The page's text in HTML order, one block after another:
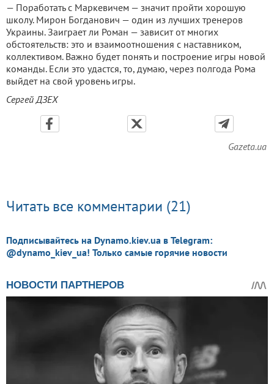
— Поработать с Маркевичем — значит пройти хорошую
школу. Мирон Богданович — один из лучших тренеров
Украины. Заиграет ли Роман — зависит от многих
обстоятельств: это и взаимоотношения с наставником,
коллективом. Важно будет понять и построение игры новой
команды. Если это удастся, то, думаю, через полгода Рома
выйдет на свой уровень игры.
Сергей ДЗЕХ
Gazeta.ua
Читать все комментарии (21)
Подписывайтесь на Dynamo.kiev.ua в Telegram:
@dynamo_kiev_ua! Только самые горячие новости